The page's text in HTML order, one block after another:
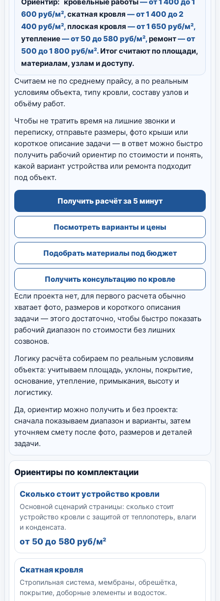
600 руб/м²,скатная кровля — от 1 400 до 2
400 руб/м²,плоская кровля — от 1 650 руб/м²,
утепление— от 50 до 580 руб/м²,ремонт— от
500 до 1 800 руб/м². Итог считают по площади,
материалам, узлам и доступу.
Считаем не по среднему прайсу, а по реальным
условиям объекта, типу кровли, составу узлов и
объёму работ.
Чтобы не тратить время на лишние звонки и
переписку, отправьте размеры, фото крыши или
короткое описание задачи — в ответ можно быстро
получить рабочий ориентир по стоимости и понять,
какой вариант устройства или ремонта подходит
под объект.
Получить расчёт за 5 минут
Посмотреть варианты и цены
Подобрать материалы под бюджет
Получить консультацию по кровле
Если проекта нет, для первого расчета обычно
хватает фото, размеров и короткого описания
задачи — этого достаточно, чтобы быстро показать
рабочий диапазон по стоимости без лишних
созвонов.
Логику расчёта собираем по реальным условиям
объекта: учитываем площадь, уклоны, покрытие,
основание, утепление, примыкания, высоту и
логистику.
Да, ориентир можно получить и без проекта:
сначала показываем диапазон и варианты, затем
уточняем смету после фото, размеров и деталей
задачи.
Ориентиры по комплектации
Сколько стоит устройство кровли
Основной сценарий страницы: сколько стоит
устройство кровли с защитой от теплопотерь, влаги
и конденсата.
от 50 до 580 руб/м²
Скатная кровля
Стропильная система, мембраны, обрешётка,
покрытие, доборные элементы и водосток.